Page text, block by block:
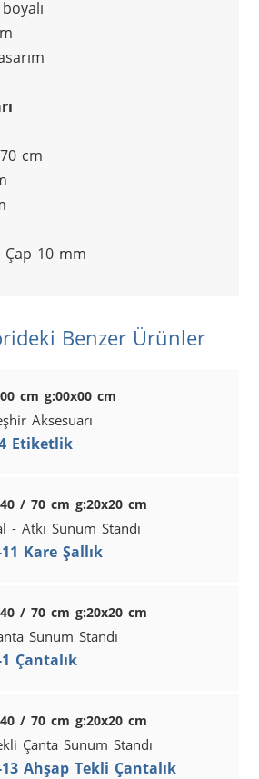
cm
Çap 10 mm
Benzer Ürünler
cm g:00x00 cm
Aksesuarı
Etiketlik
/ 70 cm g:20x20 cm
- Atkı Sunum Standı
11 Kare Şallık
/ 70 cm g:20x20 cm
Sunum Standı
1 Çantalık
/ 70 cm g:20x20 cm
Çanta Sunum Standı
13 Ahşap Tekli Çantalık